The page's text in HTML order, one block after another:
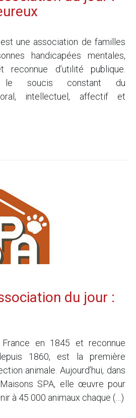
une association de familles
handicapées mentales,
d’utilité publique.
le soucis constant du
intellectuel, affectif et
du jour :
en 1845 et reconnue
1860, est la première
animale. Aujourd’hui, dans
SPA, elle œuvre pour
à 45 000 animaux chaque (…)